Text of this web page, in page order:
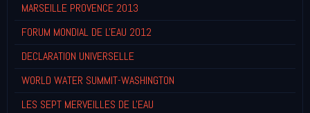
MARSEILLE PROVENCE 2013
FORUM MONDIAL DE L'EAU 2012
DECLARATION UNIVERSELLE
WORLD WATER SUMMIT-WASHINGTON
LES SEPT MERVEILLES DE L'EAU